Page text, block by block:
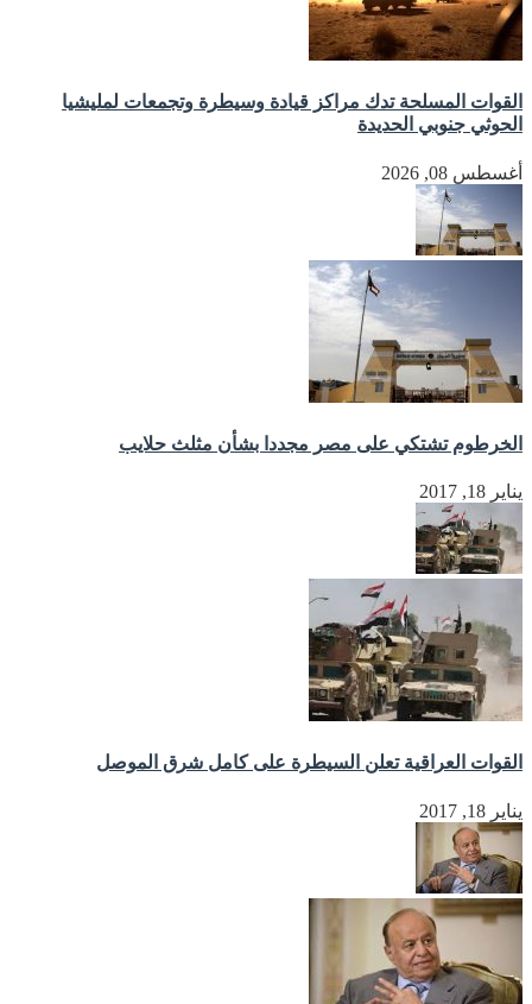
القوات المسلحة تدك مراكز قيادة وسيطرة وتجمعات لمليشيا
الحوثي جنوبي الحديدة
أغسطس 08, 2026
الخرطوم تشتكي على مصر مجددا بشأن مثلث حلايب
يناير 18, 2017
القوات العراقية تعلن السيطرة على كامل شرق الموصل
يناير 18, 2017